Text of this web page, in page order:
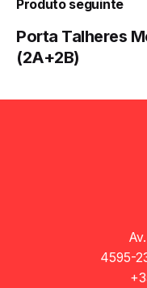
Produto seguinte
Porta Talheres
(2A+2B)
4595-